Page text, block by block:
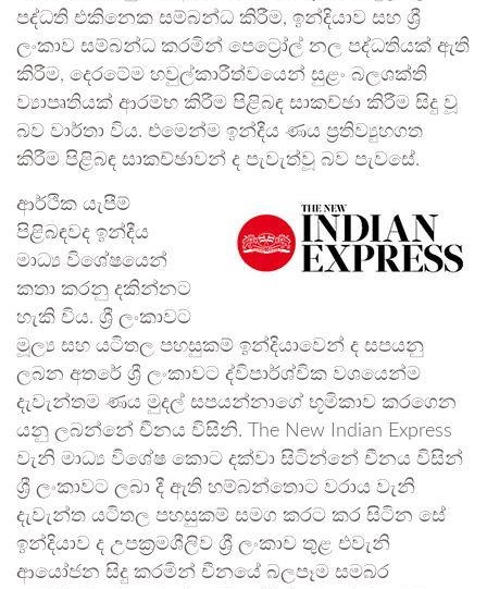
පද්ධති එකිනෙක සම්බන්ධ කිරීම, ඉන්දියාව සහ ශ්‍රී
ලංකාව සම්බන්ධ කරමින් පෙට්‍රෝල් නල පද්ධතියක් ඇති
කිරීම, දෙරටේම හවුල්කාරීත්වයෙන් සුළං බලශක්ති
ව්‍යාපෘතියක් ආරම්භ කිරීම පිළිබඳ සාකච්ඡා කිරීම සිදු වූ
බව වාර්තා විය. එමෙන්ම ඉන්දීය ණය ප්‍රතිව්‍යුහගත
කිරීම පිළිබඳ සාකච්ඡාවන් ද පැවැත්වූ බව පැවසේ.
ආර්ථික යැපීම්
පිළිබඳවද ඉන්දීය
මාධ්‍ය විශේෂයෙන්
කතා කරනු දකින්නට
හැකි විය. ශ්‍රී ලංකාවට
මූල්‍ය සහ යටිතල පහසුකම් ඉන්දියාවෙන් ද සපයනු
ලබන අතරේ ශ්‍රී ලංකාවට ද්විපාර්ශ්වික වශයෙන්ම
දැවැන්තම ණය මුදල් සපයන්නාගේ භූමිකාව කරගෙන
යනු ලබන්නේ චීනය විසිනි. The New Indian Express
වැනි මාධ්‍ය විශේෂ කොට දක්වා සිටින්නේ චීනය විසින්
ශ්‍රී ලංකාවට ලබා දී ඇති හම්බන්තොට වරාය වැනි
දැවැන්ත යටිතල පහසුකම් සමග කරට කර සිටින සේ
ඉන්දියාව ද උපක්‍රමශීලිව ශ්‍රී ලංකාව තුළ එවැනි
ආයෝජන සිදු කරමින් චීනයේ බලපෑම සමබර